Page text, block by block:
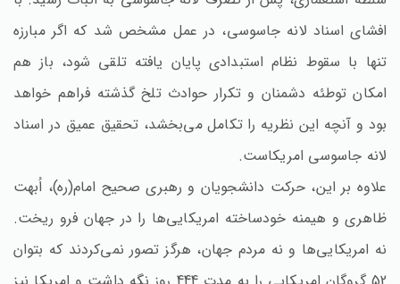
افشای اسناد لانه جاسوسی‌، در عمل مشخص شد که اگر مبارزه
تنها با سقوط نظام استبدادی پایان یافته تلقی شود، باز هم
امکان توطئه دشمنان و تکرار حوادث تلخ گذشته فراهم خواهد
بود و آنچه این نظریه را تکامل می‌بخشد، تحقیق عمیق در اسناد
لانه جاسوسی امریکاست‌.
علاوه بر این‌، حرکت دانشجویان و رهبری صحیح امام‌(ره‌)، اُبهت
ظاهری و هیمنه خودساخته امریکایی‌ها را در جهان فرو ریخت‌.
نه امریکایی‌ها و نه مردم جهان‌، هرگز تصور نمی‌کردند که بتوان